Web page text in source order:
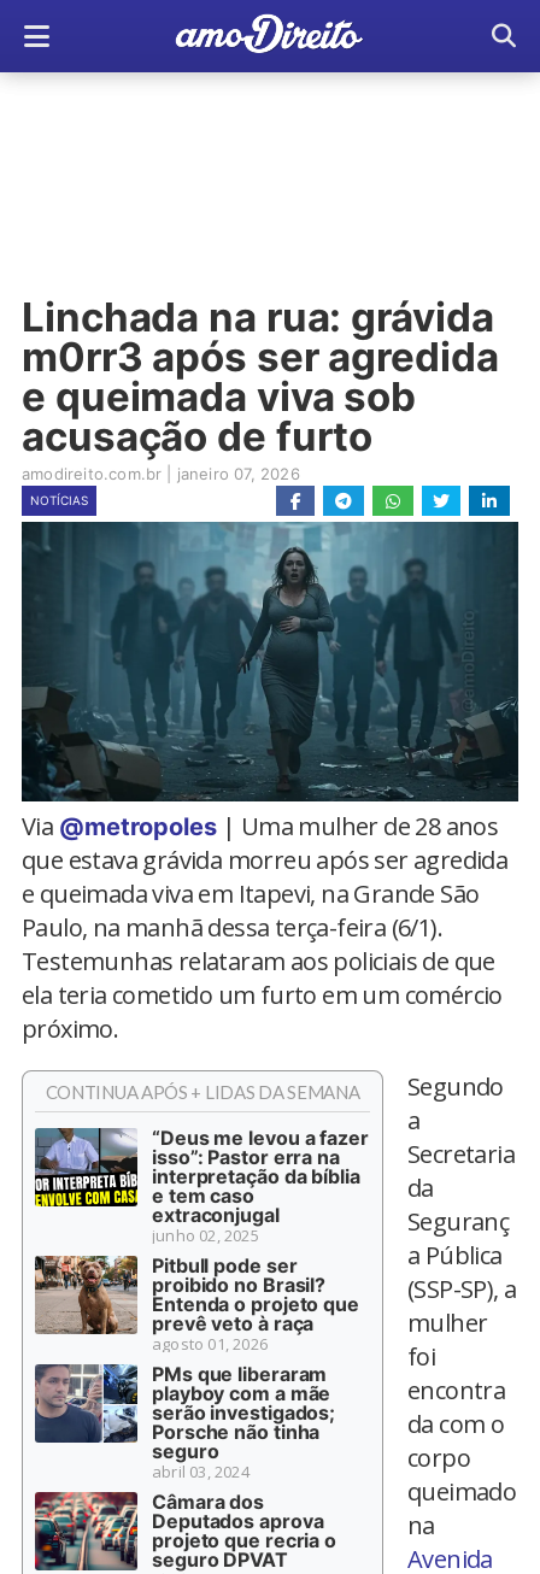
Linchada na rua: grávida
m0rr3 após ser agredida
e queimada viva sob
acusação de furto
amodireito.com.br janeiro 07, 2026
NOTÍCIAS
Via @metropoles| Uma mulher de 28 anos
que estava grávida morreu após ser agredida
e queimada viva em Itapevi, na Grande São
Paulo, na manhã dessa terça-feira (6/1).
Testemunhas relataram aos policiais de que
ela teria cometido um furto em um comércio
próximo.
CONTINUA APÓS + LIDAS DA SEMANA
“Deus me levou a fazer
isso”: Pastor erra na
interpretação da bíblia
e tem caso
extraconjugal
junho 02, 2025
Pitbull pode ser
proibido no Brasil?
Entenda o projeto que
prevê veto à raça
agosto 01, 2026
PMs que liberaram
playboy com a mãe
serão investigados;
Porsche não tinha
seguro
abril 03, 2024
Câmara dos
Deputados aprova
projeto que recria o
seguro DPVAT
Segundo
a
Secretaria
da
Seguranç
a Pública
(SSP-SP), a
mulher
foi
encontra
da com o
corpo
queimado
na
Avenida